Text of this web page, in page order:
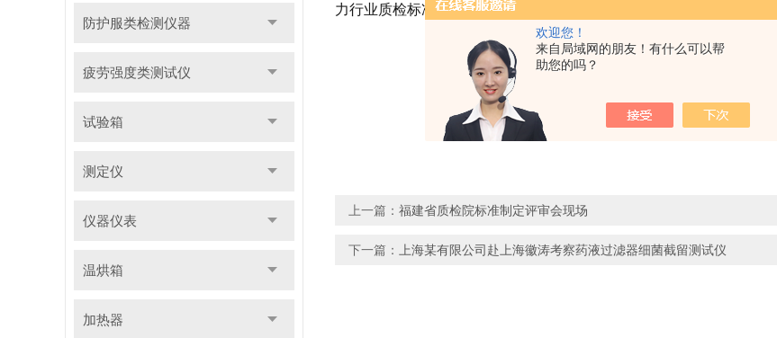
欢迎您！
来自局域网的朋友！有什么可以帮
助您的吗？
防护服类检测仪器
疲劳强度类测试仪
试验箱
测定仪
仪器仪表
温烘箱
加热器
力行业质检标准化、仪器国产化高质量发展。
上一篇： 福建省质检院标准制定评审会现场
下一篇： 上海某有限公司赴上海徽涛考察药液过滤器细菌截留测试仪